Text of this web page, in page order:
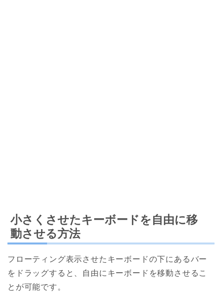
小さくさせたキーボードを自由に移
動させる方法
フローティング表示させたキーボードの下にあるバー
をドラッグすると、自由にキーボードを移動させるこ
とが可能です。